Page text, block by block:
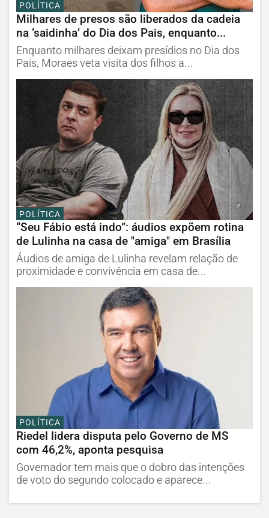
POLÍTICA
Milhares de presos são liberados da cadeia
na ‘saidinha’ do Dia dos Pais, enquanto...
Enquanto milhares deixam presídios no Dia dos
Pais, Moraes veta visita dos filhos a...
POLÍTICA
“Seu Fábio está indo”: áudios expõem rotina
de Lulinha na casa de "amiga" em Brasília
Áudios de amiga de Lulinha revelam relação de
proximidade e convivência em casa de...
POLÍTICA
Riedel lidera disputa pelo Governo de MS
com 46,2%, aponta pesquisa
Governador tem mais que o dobro das intenções
de voto do segundo colocado e aparece...